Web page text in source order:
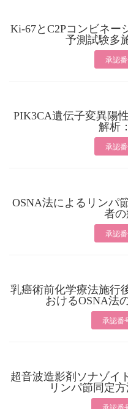
Ki-67とC2Pコンビネー
予測試験多
承認
PIK3CA遺伝子変異陽
解析
承認
OSNA法によるリンパ
者
承認
乳癌術前化学療法施行
おけるOSNA法
承認番
超音波造影剤ソナゾイ
リンパ節同定
承認番